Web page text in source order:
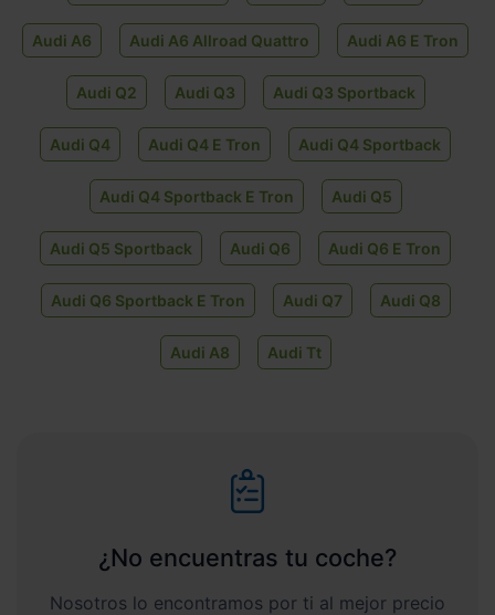
Audi A6 Audi A6 Allroad Quattro Audi A6 E Tron
Audi Q2 Audi Q3 Audi Q3 Sportback
Audi Q4 Audi Q4 E Tron Audi Q4 Sportback
Audi Q4 Sportback E Tron Audi Q5
Audi Q5 Sportback Audi Q6 Audi Q6 E Tron
Audi Q6 Sportback E Tron Audi Q7 Audi Q8
Audi A8 Audi Tt
¿No encuentras tu coche?
Nosotros lo encontramos por ti al mejor precio